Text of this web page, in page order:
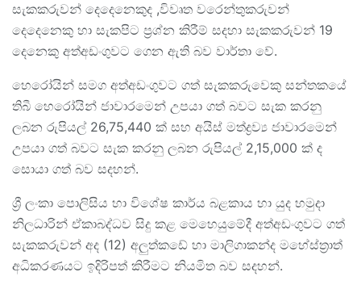
සැකකරුවන් දෙදෙනෙකුද ,විවෘත වරෙන්තුකරුවන්
දෙදෙනෙකු හා සැකපිට ප්‍රශ්න කිරීම් සදහා සැකකරුවන් 19
දෙනෙකු අත්අඩංගුවට ගෙන ඇති බව වාර්තා වේ.
හෙරෝයින් සමග අත්අඩංගුවට ගත් සැකකරුවෙකු සන්තකයේ
තිබී හෙරෝයින් ජාවාරමෙන් උපයා ගත් බවට සැක කරනු
ලබන රුපියල් 26,75,440 ක් සහ අයිස් මත්ද්‍රව්‍ය ජාවාරමෙන්
උපයා ගත් බවට සැක කරනු ලබන රුපියල් 2,15,000 ක් ද
සොයා ගත් බව සදහන්.
ශ්‍රී ලංකා පොලිසිය හා විශේෂ කාර්ය බළකාය හා යුද හමුදා
නිලධාරින් ඒකාබද්ධව සිදු කළ මෙහෙයුමේදී අත්අඩංගුවට ගත්
සැකකරුවන් අද (12) අලුත්කඩේ හා මාලිගාකන්ද මහේස්ත්‍රාත්
අධිකරණයට ඉදිරිපත් කිරීමට නියමිත බව සදහන්.